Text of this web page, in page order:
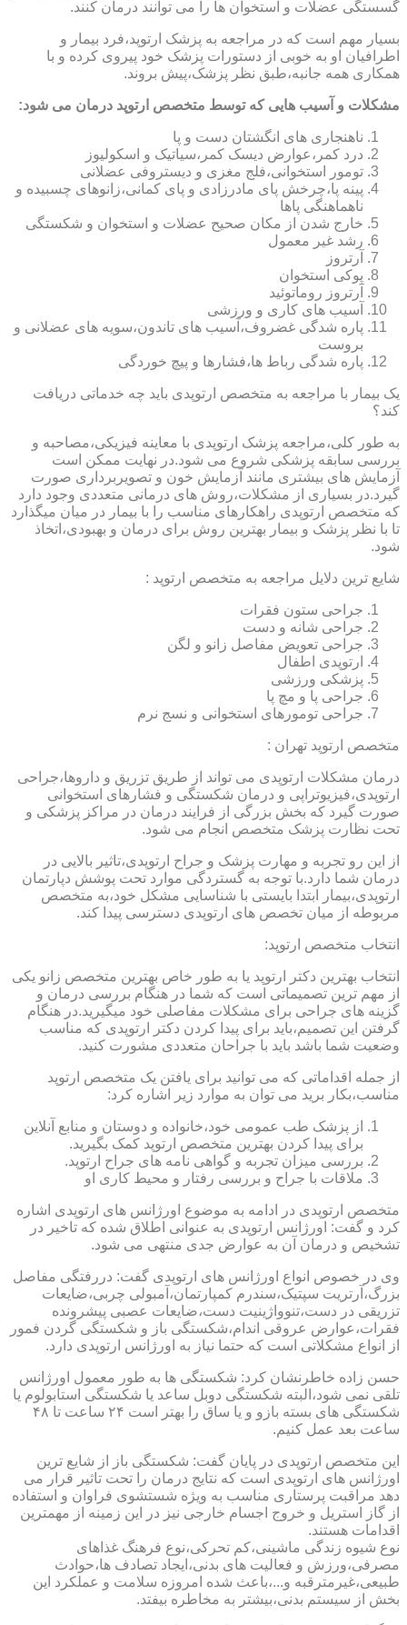
گسستگی عضلات و استخوان ها را می توانند درمان کنند.
بسیار مهم است که در مراجعه به پزشک ارتوپد،فرد بیمار و
اطرافیان او به خوبی از دستورات پزشک خود پیروی کرده و با
همکاری همه جانبه،طبق نظر پزشک،پیش بروند.
مشکلات و آسیب هایی که توسط متخصص ارتوپد درمان می شود:
ناهنجاری های انگشتان دست و پا
درد کمر،عوارض دیسک کمر،سیاتیک و اسکولیوز
تومور استخوانی،فلج مغزی و دیستروفی عضلانی
پینه پا،چرخش پای مادرزادی و پای کمانی،زانوهای چسبیده و
ناهماهنگی پاها
خارج شدن از مکان صحیح عضلات و استخوان و شکستگی
رشد غیر معمول
آرتروز
پوکی استخوان
آرتروز روماتوئید
آسیب های کاری و ورزشی
پاره شدگی غضروف،آسیب های تاندون،سویه های عضلانی و
بروست
پاره شدگی رباط ها،فشارها و پیچ خوردگی
یک بیمار با مراجعه به متخصص ارتوپدی باید چه خدماتی دریافت
کند؟
به طور کلی،مراجعه پزشک ارتوپدی با معاینه فیزیکی،مصاحبه و
بررسی سابقه پزشکی شروع می شود.در نهایت ممکن است
آزمایش های بیشتری مانند آزمایش خون و تصویربرداری صورت
گیرد.در بسیاری از مشکلات،روش های درمانی متعددی وجود دارد
که متخصص ارتوپدی راهکارهای مناسب را با بیمار در میان میگذارد
تا با نظر پزشک و بیمار بهترین روش برای درمان و بهبودی،اتخاذ
شود.
شایع ترین دلایل مراجعه به متخصص ارتوپد :
جراحی ستون فقرات
جراحی شانه و دست
جراحی تعویض مفاصل زانو و لگن
ارتوپدی اطفال
پزشکی ورزشی
جراحی پا و مچ پا
جراحی تومورهای استخوانی و نسج نرم
متخصص ارتوپد تهران :
درمان مشکلات ارتوپدی می تواند از طریق تزریق و داروها،جراحی
ارتوپدی،فیزیوتراپی و درمان شکستگی و فشارهای استخوانی
صورت گیرد که بخش بزرگی از فرایند درمان در مراکز پزشکی و
تحت نظارت پزشک متخصص انجام می شود.
از این رو تجربه و مهارت پزشک و جراح ارتوپدی،تاثیر بالایی در
درمان شما دارد.با توجه به گستردگی موارد تحت پوشش دپارتمان
ارتوپدی،بیمار ابتدا بایستی با شناسایی مشکل خود،به متخصص
مربوطه از میان تخصص های ارتوپدی دسترسی پیدا کند.
انتخاب متخصص ارتوپد:
انتخاب بهترین دکتر ارتوپد یا به طور خاص بهترین متخصص زانو یکی
از مهم ترین تصمیماتی است که شما در هنگام بررسی درمان و
گزینه های جراحی برای مشکلات مفاصلی خود میگیرید.در هنگام
گرفتن این تصمیم،باید برای پیدا کردن دکتر ارتوپدی که مناسب
وضعیت شما باشد باید با جراحان متعددی مشورت کنید.
از جمله اقداماتی که می توانید برای یافتن یک متخصص ارتوپد
مناسب،بکار برید می توان به موارد زیر اشاره کرد:
از پزشک طب عمومی خود،خانواده و دوستان و منابع آنلاین
برای پیدا کردن بهترین متخصص ارتوپد کمک بگیرید.
بررسی میزان تجربه و گواهی نامه های جراح ارتوپد.
ملاقات با جراح و بررسی رفتار و محیط کاری او
متخصص ارتوپدی در ادامه به موضوع اورژانس های ارتوپدی اشاره
کرد و گفت: اورژانس ارتوپدی به عنوانی اطلاق شده که تاخیر در
تشخیص و درمان آن به عوارض جدی منتهی می شود.
وی در خصوص انواع اورژانس های ارتوپدی گفت: دررفتگی مفاصل
بزرگ،آرتریت سپتیک،سندرم کمپارتمان،آمبولی چربی،ضایعات
تزریقی در دست،تنوواژینیت دست،ضایعات عصبی پیشرونده
فقرات،عوارض عروقی اندام،شکستگی باز و شکستگی گردن فمور
از انواع مشکلاتی است که حتما نیاز به اورژانس ارتوپدی دارد.
حسن زاده خاطرنشان کرد: شکستگی ها به طور معمول اورژانس
تلقی نمی شود،البته شکستگی دوبل ساعد یا شکستگی استابولوم یا
شکستگی های بسته بازو و یا ساق را بهتر است ۲۴ ساعت تا ۴۸
ساعت بعد عمل کنیم.
این متخصص ارتوپدی در پایان گفت: شکستگی باز از شایع ترین
اورژانس های ارتوپدی است که نتایج درمان را تحت تاثیر قرار می
دهد مراقبت پرستاری مناسب به ویژه شستشوی فراوان و استفاده
از گاز استریل و خروج اجسام خارجی نیز در این زمینه از مهمترین
اقدامات هستند.
نوع شیوه زندگی ماشینی،کم تحرکی،نوع فرهنگ غذاهای
مصرفی،ورزش و فعالیت های بدنی،ایجاد تصادف ها،حوادث
طبیعی،غیرمترقبه و...،باعث شده امروزه سلامت و عملکرد این
بخش از سیستم بدنی،بیشتر به مخاطره بیفتد.